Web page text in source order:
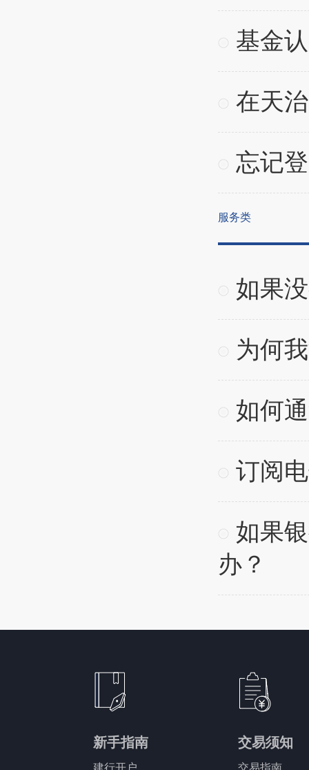
基金
在天
忘记
服务类
如果
为何
如何
订阅
如果
办？
新手指南
建行开户
交易须知
交易指南